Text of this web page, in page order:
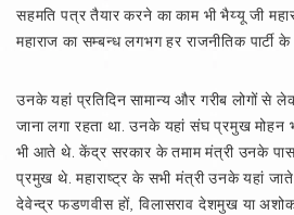
सहमति पत्र तैयार करने का काम भी भैय्यू जी
महाराज का सम्बन्ध लगभग हर राजनीतिक पार्टी के
उनके यहां प्रतिदिन सामान्य और गरीब लोगों से
जाना लगा रहता था. उनके यहां संघ प्रमुख मोहन
भी आते थे. केंद्र सरकार के तमाम मंत्री उनके
प्रमुख थे. महाराष्ट्र के सभी मंत्री उनके यहां
देवेन्द्र फडणवीस हों, विलासराव देशमुख या